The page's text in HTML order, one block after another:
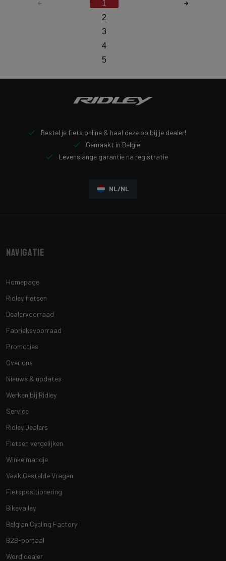
1
2
3
4
5
Bestel je fiets online & haal deze op bij je dealer!
Gemaakt in België
Levenslange garantie na registratie
NL/NL
Navigatie
Homepage
Ridley fietsen
Dealervoorraad
Fabrieksvoorraad
Promoties
Over ons
Nieuws & updates
Werken bij Ridley
Service
Ridley Dealers
Fietsen vergelijken
Winkelmandje
Vaak Gestelde Vragen
Fietspositionering
Bikevalley
Belgian Cycling Factory
B2B-portaal
Word dealer